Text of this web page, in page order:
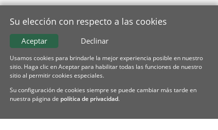
Su elección con respecto a las cookies
Declinar
Aceptar
Usamos cookies para brindarle la mejor experiencia posible en nuestro
sitio. Haga clic en Aceptar para habilitar todas las funciones de nuestro
sitio al permitir cookies especiales.
Su configuración de cookies siempre se puede cambiar más tarde en
nuestra página de política de privacidad.